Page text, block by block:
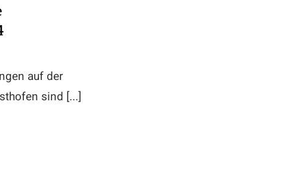
auf der
sind [...]